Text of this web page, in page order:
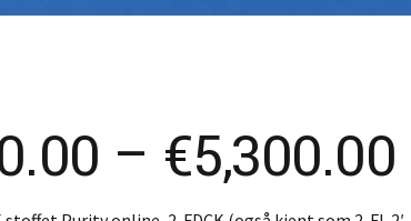
SK – Slovenčina
– €5,300.00